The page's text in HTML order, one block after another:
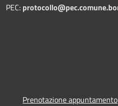
PEC:
Prenotazione appuntamento